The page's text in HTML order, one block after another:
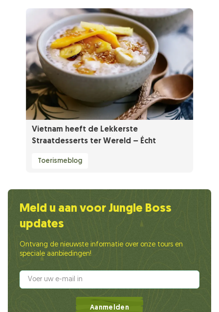
Vietnam heeft de Lekkerste
Straatdesserts ter Wereld – Écht
Toerismeblog
Meld u aan voor Jungle Boss
updates
Ontvang de nieuwste informatie over onze tours en
speciale aanbiedingen!
Aanmelden